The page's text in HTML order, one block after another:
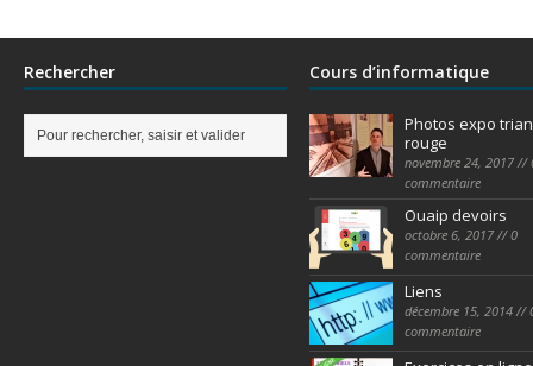
Rechercher Cours d’informatique
Photos expo
rouge
novembre 24, 2017 //
commentaire
Ouaip devoirs
octobre 6, 2017 // 0
commentaire
Liens
décembre 15, 2014 //
commentaire